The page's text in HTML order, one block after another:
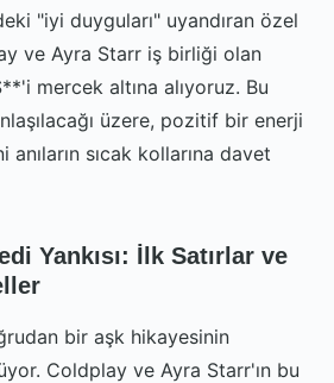
"iyi duyguları" uyandıran özel
ve Ayra Starr iş birliği olan
mercek altına alıyoruz. Bu
üzere, pozitif bir enerji
sıcak kollarına davet
Yankısı: İlk Satırlar ve
bir aşk hikayesinin
Coldplay ve Ayra Starr'ın bu